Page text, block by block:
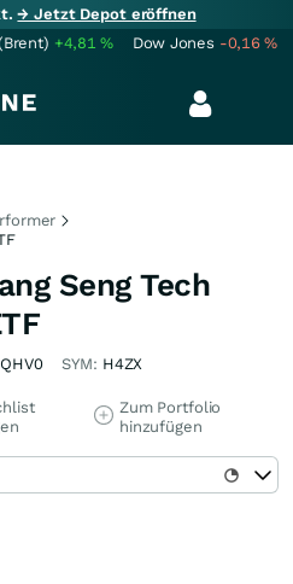
→ Jetzt Depot eröffnen
+4,81% Dow Jones -0,16%
Seng Tech
SYM: H4ZX
Zum Portfolio
hinzufügen